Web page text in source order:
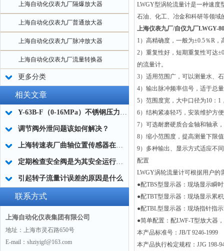
上海自动化仪表九厂隔爆放大器
上海自动化仪表九厂普通放大器
上海自动化仪表九厂脉冲放大器
上海自动化仪表九厂流量转换器
更多分类
相关文章
Y-63B-F（0-16MPa）不锈钢压力表使用选型与订货须知
调节阀外泄问题该如何解决？
上海转速表厂曲轴位置传感器在汽车中的功能
定期检查安全阀是为其安全运行的重要保证
引起转子流量计误差的原因是什么
联系方式
上海自动化仪表集团有限公司
地址：上海市灵石路650号
E-mail：shziyigf@163.com
LWGY型涡轮流量计是一种速度
石油、化工、冶金和科研等领域
上海仪表九厂/自仪九厂LWGY-
1 ）高精确度，一般为±0.5％R，
2）重复性好，短期重复性可达
的流量计。
3）适用范围广，可以测量水、
4）输出脉冲频率信号，适于总
5）范围度宽，大中口径为10：1
6）结构紧凑轻巧，安装维护方
7）可选耐磨硬质合金轴和轴承
8）缩小范围度，提高测量下限
9）多种输出、显示方式适应不
配置
LWGY涡轮流量计可根据用户的
●配TBS型显示器：现场显示瞬
●配TBT型显示器：现场显示累
●配TBL型显示器：现场指针指
●简单配置：配LWF-T型放大器
本产品标准号：JB/T 9246-1999
本产品执行检定规程：JJG 198-